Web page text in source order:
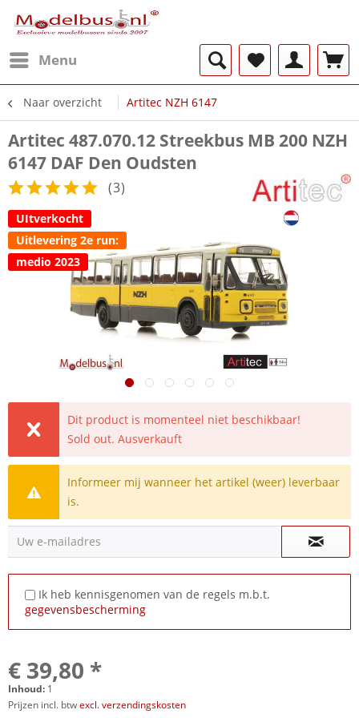
Menu
Naar overzicht Artitec NZH 6147
Artitec 487.070.12 Streekbus MB 200 NZH
6147 DAF Den Oudsten
(3)
UItverkocht
Uitlevering 2e run:
medio 2023
Dit product is momenteel niet beschikbaar!
Sold out. Ausverkauft
Informeer mij wanneer het artikel (weer) leverbaar
is.
Uw e-mailadres
Ik heb kennisgenomen van de regels m.b.t.
gegevensbescherming
€ 39,80 *
Inhoud: 1
Prijzen incl. btwexcl. verzendingskosten